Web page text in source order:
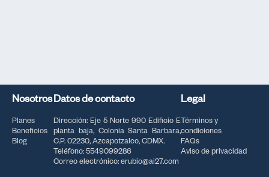
Nosotros
Planes
Beneficios
Blog
Datos de contacto
Dirección: Eje 5 Norte 990 Edificio E
planta baja, Colonia Santa Barbara,
C.P. 02230, Azcapotzalco, CDMX.
Teléfono: 5549099286
Correo electrónico: erubio@ai27.com
Legal
Términos y
condiciones
FAQs
Aviso de privacidad